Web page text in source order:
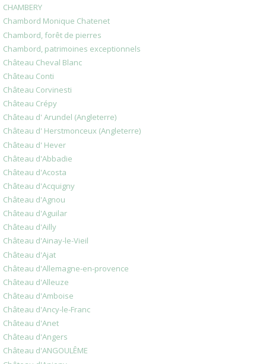
CHAMBERY
Chambord Monique Chatenet
Chambord, forêt de pierres
Chambord, patrimoines exceptionnels
Château Cheval Blanc
Château Conti
Château Corvinesti
Château Crépy
Château d' Arundel (Angleterre)
Château d' Herstmonceux (Angleterre)
Château d' Hever
Château d'Abbadie
Château d'Acosta
Château d'Acquigny
Château d'Agnou
Château d'Aguilar
Château d'Ailly
Château d'Ainay-le-Vieil
Château d'Ajat
Château d'Allemagne-en-provence
Château d'Alleuze
Château d'Amboise
Château d'Ancy-le-Franc
Château d'Anet
Château d'Angers
Château d'ANGOULÊME